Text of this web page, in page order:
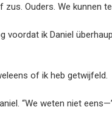
zus. Ouders. We kunnen
voordat ik Daniel
of ik heb getwijfeld.
“We weten niet